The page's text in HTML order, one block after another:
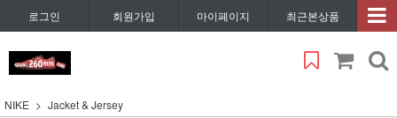
로그인 회원가입 마이페이지 최근본상품
NIKE Jacket & Jersey